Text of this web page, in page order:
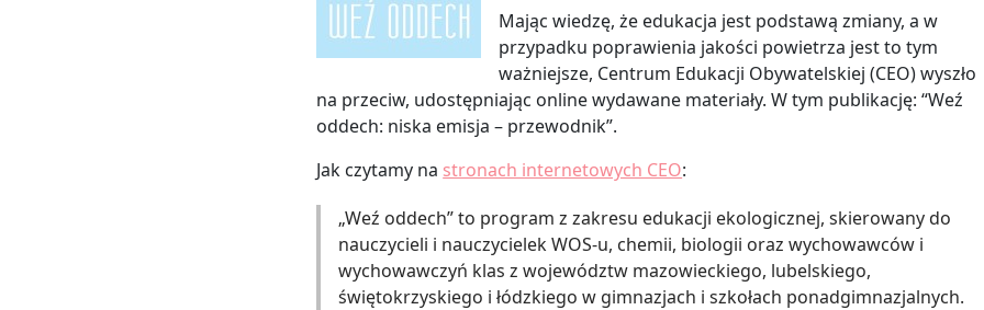
Mając wiedzę, że edukacja jest podstawą zmiany, a w
przypadku poprawienia jakości powietrza jest to tym
ważniejsze, Centrum Edukacji Obywatelskiej (CEO) wyszło
na przeciw, udostępniając online wydawane materiały. W tym publikację: “Weź
oddech: niska emisja – przewodnik”.
Jak czytamy na stronach internetowych CEO:
„Weź oddech” to program z zakresu edukacji ekologicznej, skierowany do
nauczycieli i nauczycielek WOS-u, chemii, biologii oraz wychowawców i
wychowawczyń klas z województw mazowieckiego, lubelskiego,
świętokrzyskiego i łódzkiego w gimnazjach i szkołach ponadgimnazjalnych.